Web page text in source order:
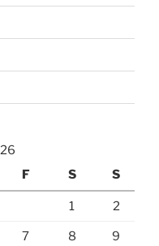
F S S
1 2
7 8 9